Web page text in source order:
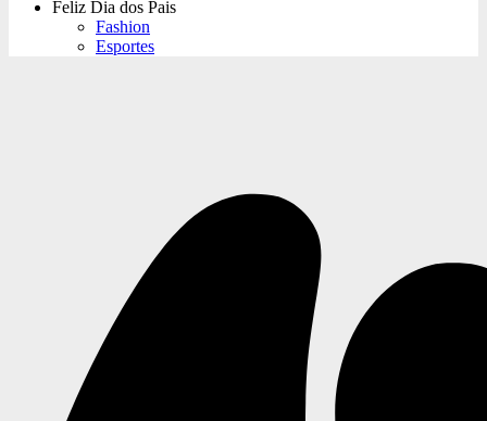
Feliz Dia dos Pais
Fashion
Esportes